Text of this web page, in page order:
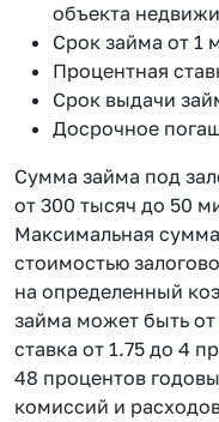
объекта
Срок займа от 1
Процентная
Срок выдачи
Досрочное
Сумма займа под
от 300 тысяч до 50
Максимальная
стоимостью
на определенный
займа может быть
ставка от 1.75 до 4
48 процентов
комиссий и